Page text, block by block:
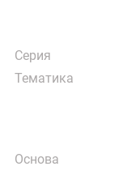
Серия
Тематика
Основа